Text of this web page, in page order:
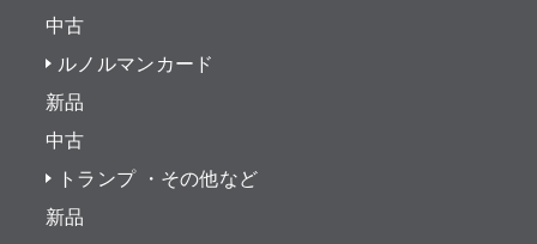
中古
ルノルマンカード
新品
中古
トランプ ・その他など
新品